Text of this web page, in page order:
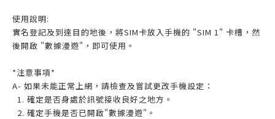
使用說明:
實名登記及到達目的地後，將SIM卡放入手機的 "SIM 1" 卡槽，然
後開啟 "數據漫遊"，即可使用。
*注意事項*
A- 如果未能正常上網，請檢查及嘗試更改手機設定：
1. 確定是否身處於訊號接收良好之地方。
2. 確定手機是否已開啟"數據漫遊"。